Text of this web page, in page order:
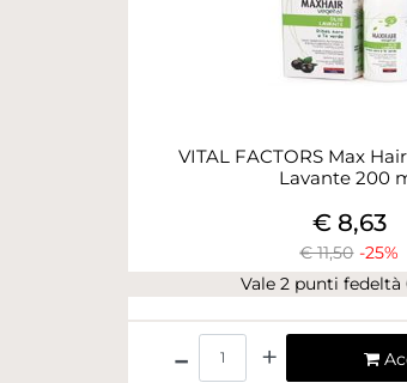
VITAL FACTORS Max
Lavante 200
€ 11,50 -25%
€ 8,63
Vale 2 punti fedeltà